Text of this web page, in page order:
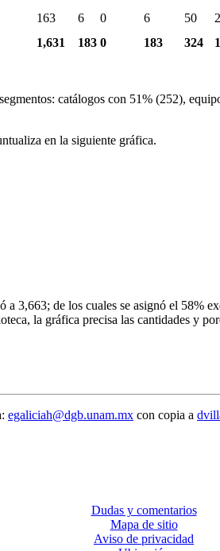
163 6 0 6 50 2
1,631 183 0 183 324
catálogos con 51% (252),
en la siguiente gráfica.
3,663; de los cuales se asignó el 58%
la gráfica precisa las cantidades y
egaliciah@dgb.unam.mx con copia a
Dudas y comentarios
Mapa de sitio
Aviso de privacidad